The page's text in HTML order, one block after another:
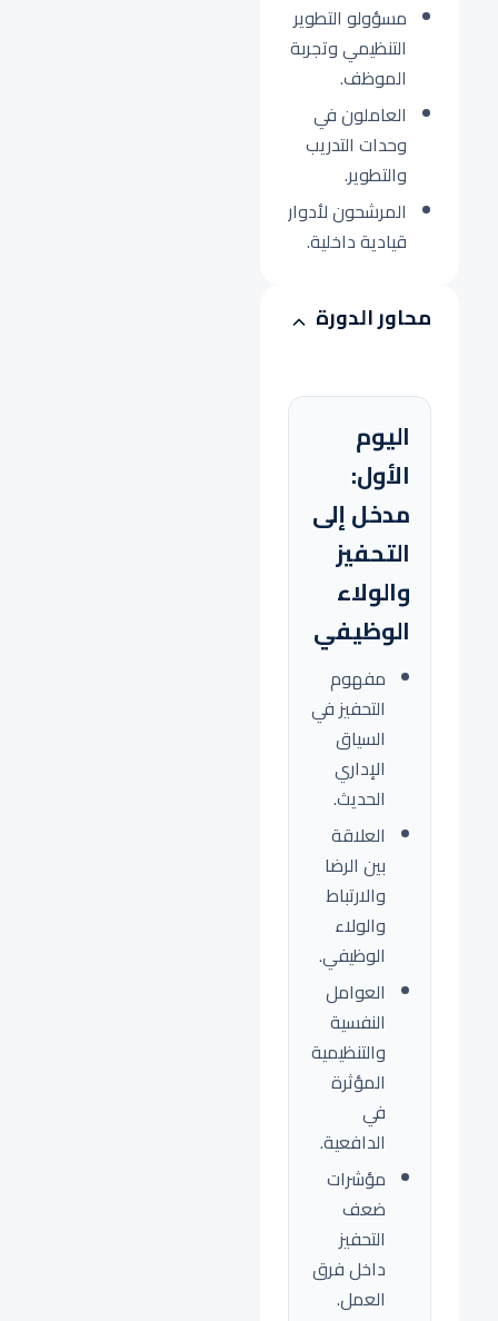
مسؤولو التطوير
التنظيمي وتجربة
الموظف.
العاملون في
وحدات التدريب
والتطوير.
المرشحون لأدوار
قيادية داخلية.
محاور الدورة
اليوم
الأول:
مدخل إلى
التحفيز
والولاء
الوظيفي
مفهوم
التحفيز في
السياق
الإداري
الحديث.
العلاقة
بين الرضا
والارتباط
والولاء
الوظيفي.
العوامل
النفسية
والتنظيمية
المؤثرة
في
الدافعية.
مؤشرات
ضعف
التحفيز
داخل فرق
العمل.